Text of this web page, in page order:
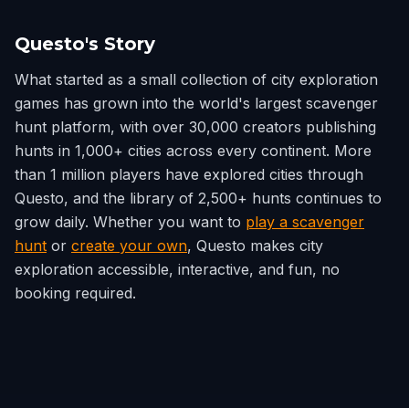
Questo's Story
What started as a small collection of city exploration
games has grown into the world's largest scavenger
hunt platform, with over 30,000 creators publishing
hunts in 1,000+ cities across every continent. More
than 1 million players have explored cities through
Questo, and the library of 2,500+ hunts continues to
grow daily. Whether you want to play a scavenger
hunt or create your own, Questo makes city
exploration accessible, interactive, and fun, no
booking required.